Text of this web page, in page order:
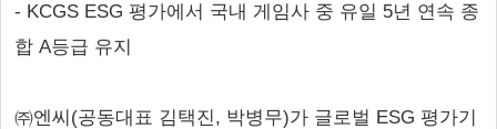
- KCGS ESG 평가에서 국내 게임사 중 유일 5년 연속 종
합 A등급 유지
㈜엔씨(공동대표 김택진, 박병무)가 글로벌 ESG 평가기